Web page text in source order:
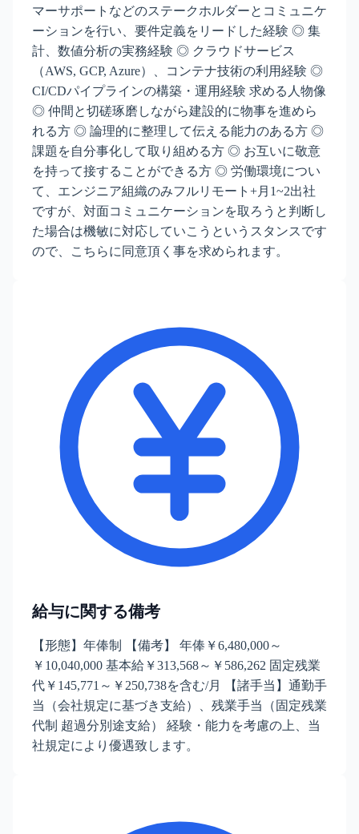
マーサポートなどのステークホルダーとコミュニケ
ーションを行い、要件定義をリードした経験 ◎ 集
計、数値分析の実務経験 ◎ クラウドサービス
（AWS, GCP, Azure）、コンテナ技術の利用経験 ◎
CI/CDパイプラインの構築・運用経験 求める人物像
◎ 仲間と切磋琢磨しながら建設的に物事を進めら
れる方 ◎ 論理的に整理して伝える能力のある方 ◎
課題を自分事化して取り組める方 ◎ お互いに敬意
を持って接することができる方 ◎ 労働環境につい
て、エンジニア組織のみフルリモート+月1~2出社
ですが、対面コミュニケーションを取ろうと判断し
た場合は機敏に対応していこうというスタンスです
ので、こちらに同意頂く事を求められます。
給与に関する備考
【形態】年俸制 【備考】 年俸￥6,480,000～
￥10,040,000 基本給￥313,568～￥586,262 固定残業
代￥145,771～￥250,738を含む/月 【諸手当】通勤手
当（会社規定に基づき支給）、残業手当（固定残業
代制 超過分別途支給） 経験・能力を考慮の上、当
社規定により優遇致します。